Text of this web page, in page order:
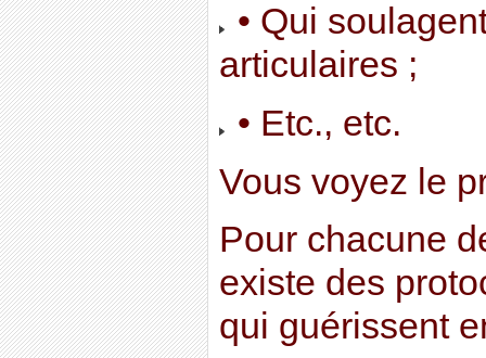
• Qui
articulaires ;
• Etc., etc.
Vous voyez le
Pour chacune
existe des
qui guérissent